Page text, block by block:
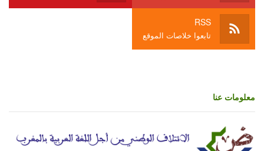
RSS
تابعوا خلاصات الموقع
معلومات عنا